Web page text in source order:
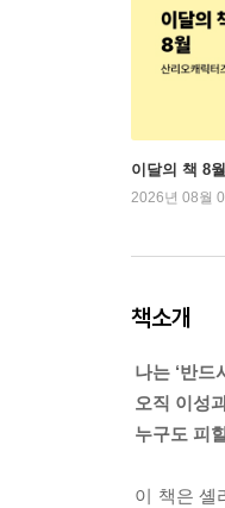
이달의 책 8
2026년 08월
책소개
나는 ‘반드
오직 이성
누구도 피
이 책은 셸